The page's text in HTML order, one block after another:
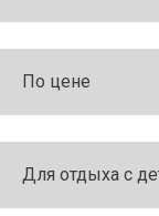
По цене
Для отдыха с